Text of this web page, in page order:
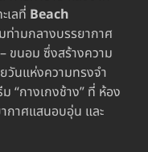
เลที่ Beach
ามกลางบรรยากาศ
ขนอม ซึ่งสร้างความ
วันแห่งความทรงจำ
“กางเกงช้าง” ที่ ห้อง
กาศแสนอบอุ่น และ